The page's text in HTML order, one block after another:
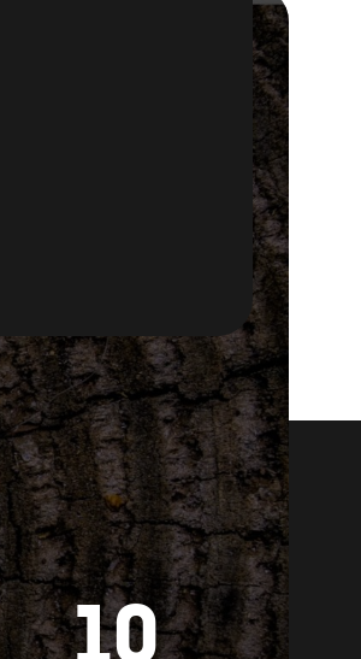
10
CERTIFICATI